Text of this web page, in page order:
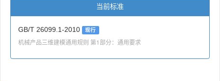
当前标准
GB/T 26099.1-2010 现行
机械产品三维建模通用规则 第1部分：通用要求